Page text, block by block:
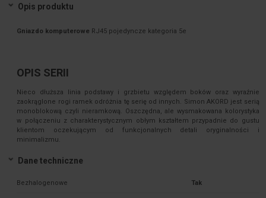
Opis produktu
Gniazdo komputerowe RJ45 pojedyncze kategoria 5e
OPIS SERII
Nieco dłuższa linia podstawy i grzbietu względem boków oraz wyraźnie
zaokrąglone rogi ramek odróżnia tę serię od innych. Simon AKORD jest serią
monoblokową czyli nieramkową. Oszczędna, ale wysmakowana kolorystyka
w połączeniu z charakterystycznym obłym kształtem przypadnie do gustu
klientom oczekującym od funkcjonalnych detali oryginalności i
minimalizmu.
Dane techniczne
Bezhalogenowe Tak